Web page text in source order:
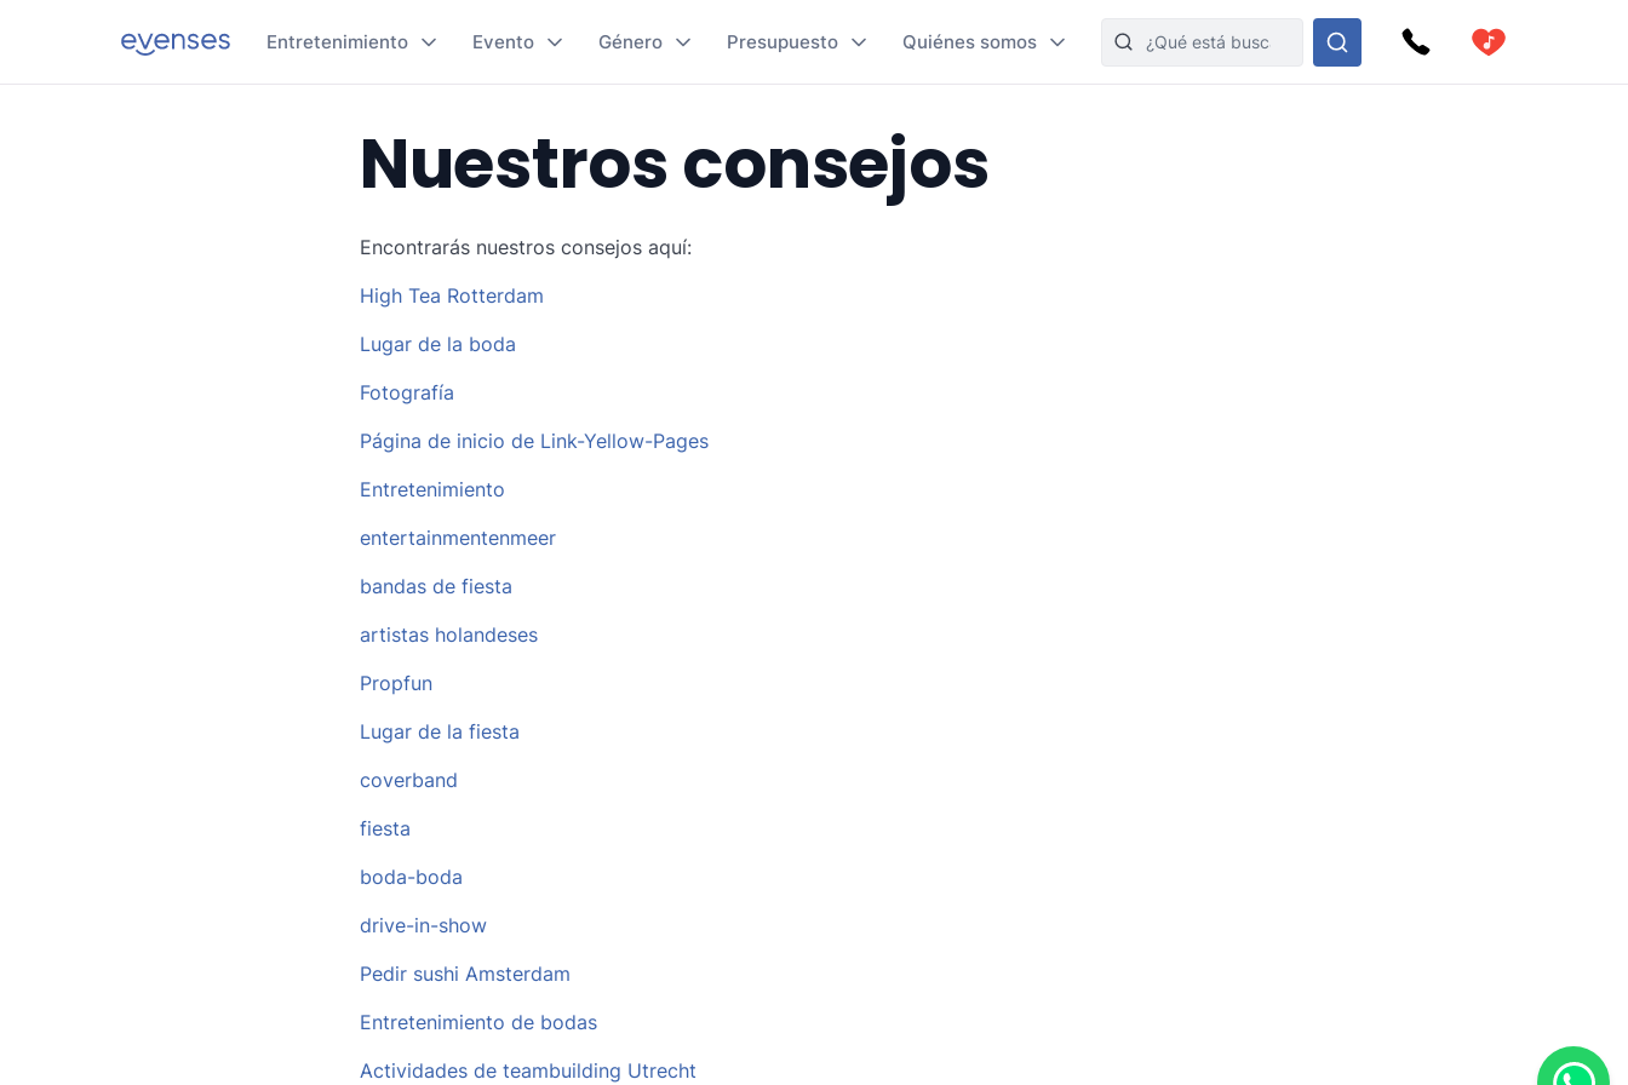
Entretenimiento Evento Género Presupuesto Quiénes somos
Nuestros consejos
Encontrarás nuestros consejos aquí:
High Tea Rotterdam
Lugar de la boda
Fotografía
Página de inicio de Link-Yellow-Pages
Entretenimiento
entertainmentenmeer
bandas de fiesta
artistas holandeses
Propfun
Lugar de la fiesta
coverband
fiesta
boda-boda
drive-in-show
Pedir sushi Amsterdam
Entretenimiento de bodas
Actividades de teambuilding Utrecht